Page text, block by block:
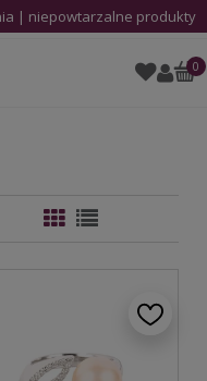
| niepowtarzalne produkty